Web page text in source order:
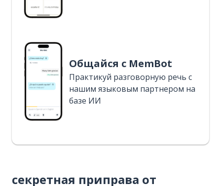
Общайся с MemBot
Практикуй разговорную речь с
нашим языковым партнером на
базе ИИ
секретная приправа от